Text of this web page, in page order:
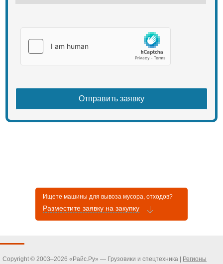
Ищете машины для вывоза мусора, отходов?
Разместите заявку на закупку
Copyright © 2003–2026 «Райс.Ру» — Грузовики и спецтехника | Регионы